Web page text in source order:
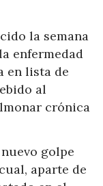
la semana
enfermedad
en lista de
al
crónica
golpe
aparte de